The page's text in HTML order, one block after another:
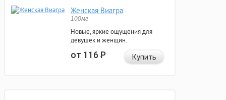
Женская Виагра
100мг
Новые, яркие ощущения для
девушек и женщин.
от 116Р Купить